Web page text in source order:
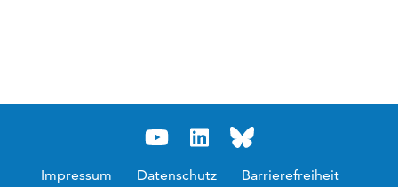
Impressum Datenschutz
Barrierefreiheit